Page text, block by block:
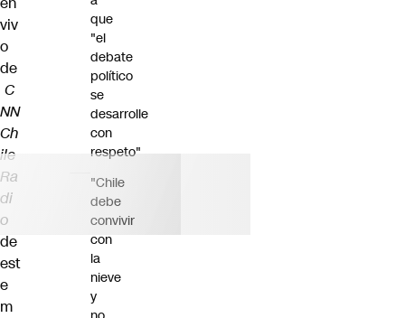
viv
o
de
C
NN
Ch
ile
Ra
di
o
de
est
e
m
que
"el
debate
político
se
desarrolle
con
respeto"
"Chile
debe
convivir
con
la
nieve
y